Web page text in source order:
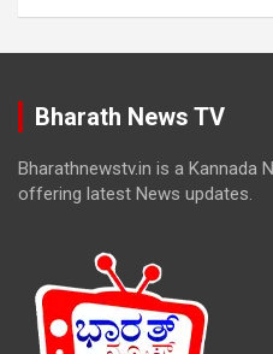
Bharath News TV
Bharathnewstv.in is a Kannada
offering latest News updates.